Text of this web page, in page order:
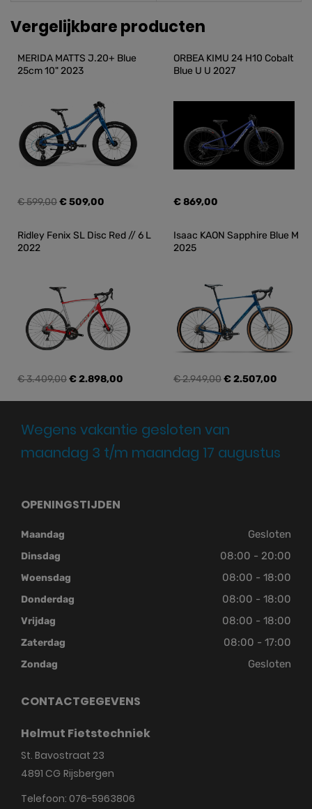
Vergelijkbare producten
MERIDA MATTS J.20+ Blue
25cm 10" 2023
€ 599,00€ 509,00
ORBEA KIMU 24 H10 Cobalt
Blue U U 2027
€ 869,00
Ridley Fenix SL Disc Red // 6 L
2022
€ 3.409,00€ 2.898,00
Isaac KAON Sapphire Blue M
2025
€ 2.949,00€ 2.507,00
Wegens vakantie gesloten van
maandag 3 t/m maandag 17 augustus
OPENINGSTIJDEN
Maandag Gesloten
Dinsdag 08:00 - 20:00
Woensdag 08:00 - 18:00
Donderdag 08:00 - 18:00
Vrijdag 08:00 - 18:00
Zaterdag 08:00 - 17:00
Zondag Gesloten
CONTACTGEGEVENS
Helmut Fietstechniek
St. Bavostraat 23
4891 CG Rijsbergen
Telefoon: 076-5963806